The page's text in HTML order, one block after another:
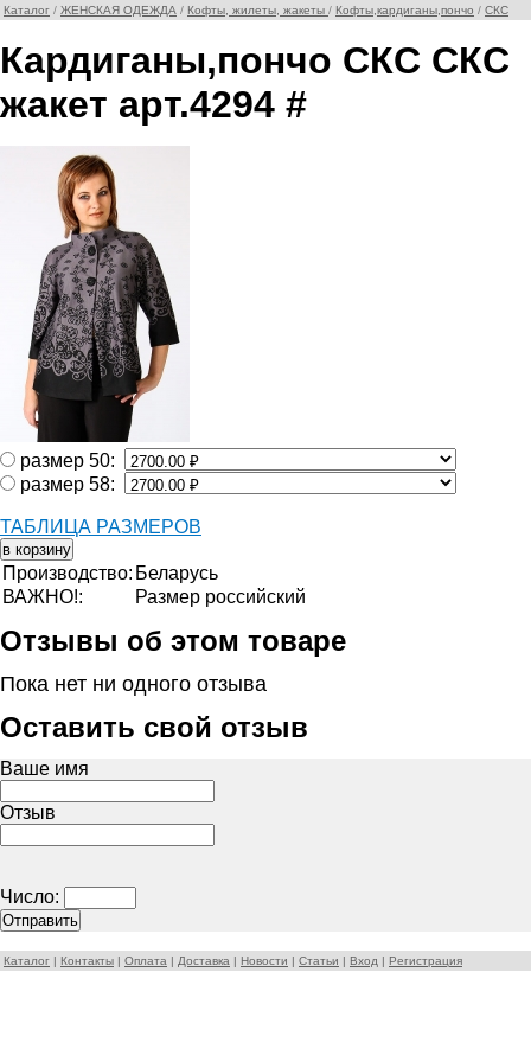
Каталог / ЖЕНСКАЯ ОДЕЖДА / Кофты, жилеты, жакеты / Кофты,кардиганы,пончо / СКС
Кардиганы,пончо СКС СКС
жакет арт.4294 #
размер 50:
размер 58:
ТАБЛИЦА РАЗМЕРОВ
Производство: Беларусь
ВАЖНО!:
Размер российский
Отзывы об этом товаре
Пока нет ни одного отзыва
Оставить свой отзыв
Ваше имя
Отзыв
Число:
Каталог | Контакты | Оплата | Доставка | Новости | Статьи | Вход | Регистрация